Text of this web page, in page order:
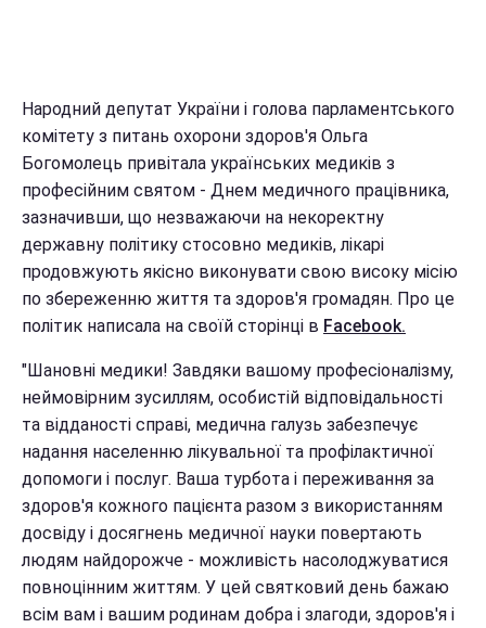
Народний депутат України і голова парламентського
комітету з питань охорони здоров'я Ольга
Богомолець привітала українських медиків з
професійним святом - Днем медичного працівника,
зазначивши, що незважаючи на некоректну
державну політику стосовно медиків, лікарі
продовжують якісно виконувати свою високу місію
по збереженню життя та здоров'я громадян. Про це
політик написала на своїй сторінці в Facebook.
"Шановні медики! Завдяки вашому професіоналізму,
неймовірним зусиллям, особистій відповідальності
та відданості справі, медична галузь забезпечує
надання населенню лікувальної та профілактичної
допомоги і послуг. Ваша турбота і переживання за
здоров'я кожного пацієнта разом з використанням
досвіду і досягнень медичної науки повертають
людям найдорожче - можливість насолоджуватися
повноцінним життям. У цей святковий день бажаю
всім вам і вашим родинам добра і злагоди, здоров'я і